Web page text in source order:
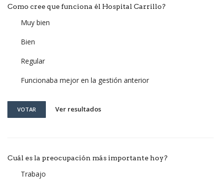
Como cree que funciona él Hospital Carrillo?
Muy bien
Bien
Regular
Funcionaba mejor en la gestión anterior
VOTAR Ver resultados
Cuál es la preocupación más importante hoy?
Trabajo